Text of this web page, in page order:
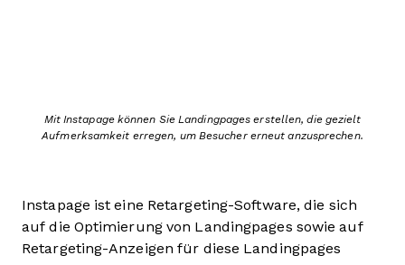
Mit Instapage können Sie Landingpages erstellen, die gezielt
Aufmerksamkeit erregen, um Besucher erneut anzusprechen.
Instapage ist eine Retargeting-Software, die sich
auf die Optimierung von Landingpages sowie auf
Retargeting-Anzeigen für diese Landingpages